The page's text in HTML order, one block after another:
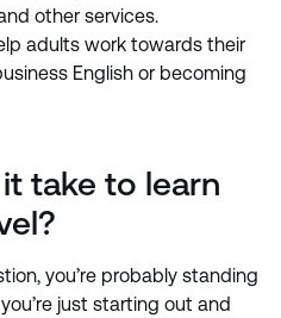
other services.
adults work towards their
English or becoming
take to learn
you’re probably standing
just starting out and